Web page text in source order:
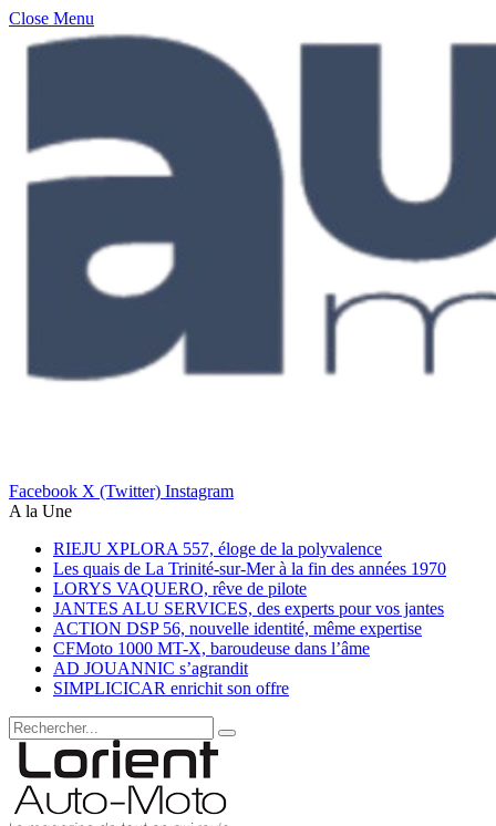
Close Menu
Facebook X (Twitter) Instagram
A la Une
RIEJU XPLORA 557, éloge de la polyvalence
Les quais de La Trinité-sur-Mer à la fin des années 1970
LORYS VAQUERO, rêve de pilote
JANTES ALU SERVICES, des experts pour vos jantes
ACTION DSP 56, nouvelle identité, même expertise
CFMoto 1000 MT-X, baroudeuse dans l’âme
AD JOUANNIC s’agrandit
SIMPLICICAR enrichit son offre